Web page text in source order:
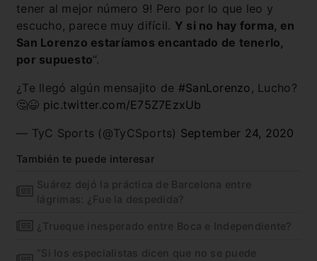
tener al mejor número 9! Pero por lo que leo y
escucho, parece muy difícil. Y si no hay forma, en
San Lorenzo estaríamos encantado de tenerlo,
por supuesto“.
¿Te llegó algún mensajito de #SanLorenzo , Lucho?
🤔😆 pic.twitter.com/E75Z7EzxUb
— TyC Sports (@TyCSports) September 24, 2020
También te puede interesar
Suárez dejó la práctica de Barcelona entre
lágrimas: ¿Fue la despedida?
¿Trueque inesperado entre Boca e Independiente?
“Si los especialistas dicen que no se puede